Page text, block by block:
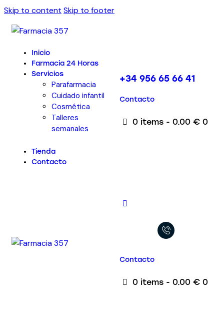
Skip to content Skip to footer
Inicio
Farmacia 24 Horas
Servicios
Parafarmacia
Cuidado infantil
Cosmética
Talleres
semanales
Tienda
Contacto
+34 956 65 66 41
Contacto
0 items -0.00 € 0
Contacto
0 items -0.00 € 0